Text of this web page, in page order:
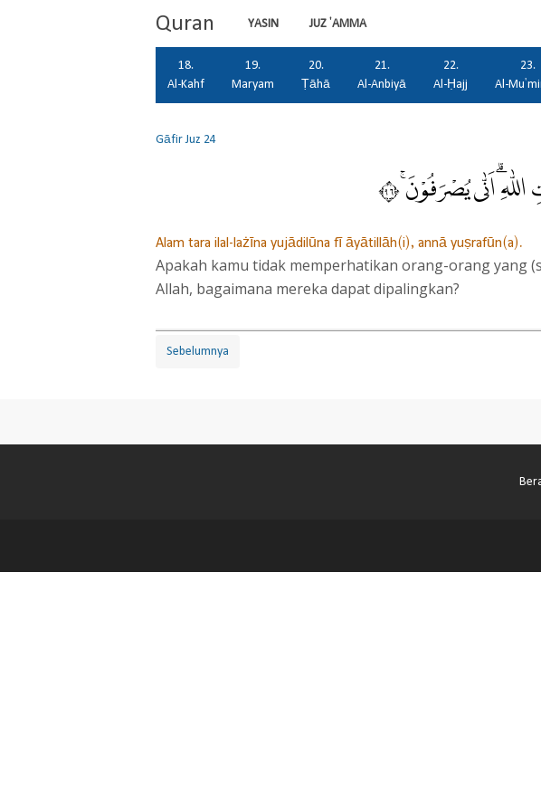
Quran YASIN
JUZ 'AMMA
18.
Al-Kahf
19.
Maryam
20.
Ṭāhā
21.
Al-Anbiyā
22.
Al-Ḥajj
23.
Al-
GāfirJuz 24
ۗاَنّٰى يُصْرَفُوْنَۚ ٦٩
Alam tara ilal-lażīna yujādilūna fī āyātillāh(i), annā yuṣrafūn(a).
Apakah kamu tidak memperhatikan orang-orang yang
Allah, bagaimana mereka dapat dipalingkan?
Sebelumnya